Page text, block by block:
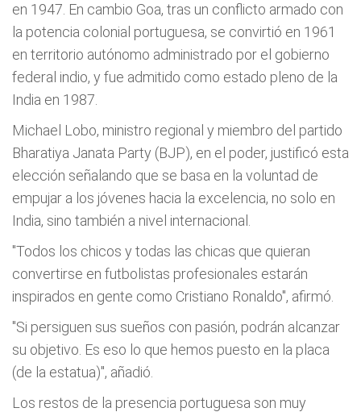
en 1947. En cambio Goa, tras un conflicto armado con
la potencia colonial portuguesa, se convirtió en 1961
en territorio autónomo administrado por el gobierno
federal indio, y fue admitido como estado pleno de la
India en 1987.
Michael Lobo, ministro regional y miembro del partido
Bharatiya Janata Party (BJP), en el poder, justificó esta
elección señalando que se basa en la voluntad de
empujar a los jóvenes hacia la excelencia, no solo en
India, sino también a nivel internacional.
"Todos los chicos y todas las chicas que quieran
convertirse en futbolistas profesionales estarán
inspirados en gente como Cristiano Ronaldo", afirmó.
"Si persiguen sus sueños con pasión, podrán alcanzar
su objetivo. Es eso lo que hemos puesto en la placa
(de la estatua)", añadió.
Los restos de la presencia portuguesa son muy